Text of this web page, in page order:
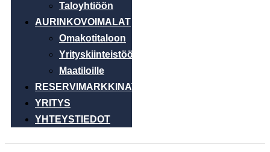
Taloyhtiöön
AURINKOVOIMALAT
Omakotitaloon
Yrityskiinteistöön
Maatiloille
RESERVIMARKKINAT
YRITYS
YHTEYSTIEDOT